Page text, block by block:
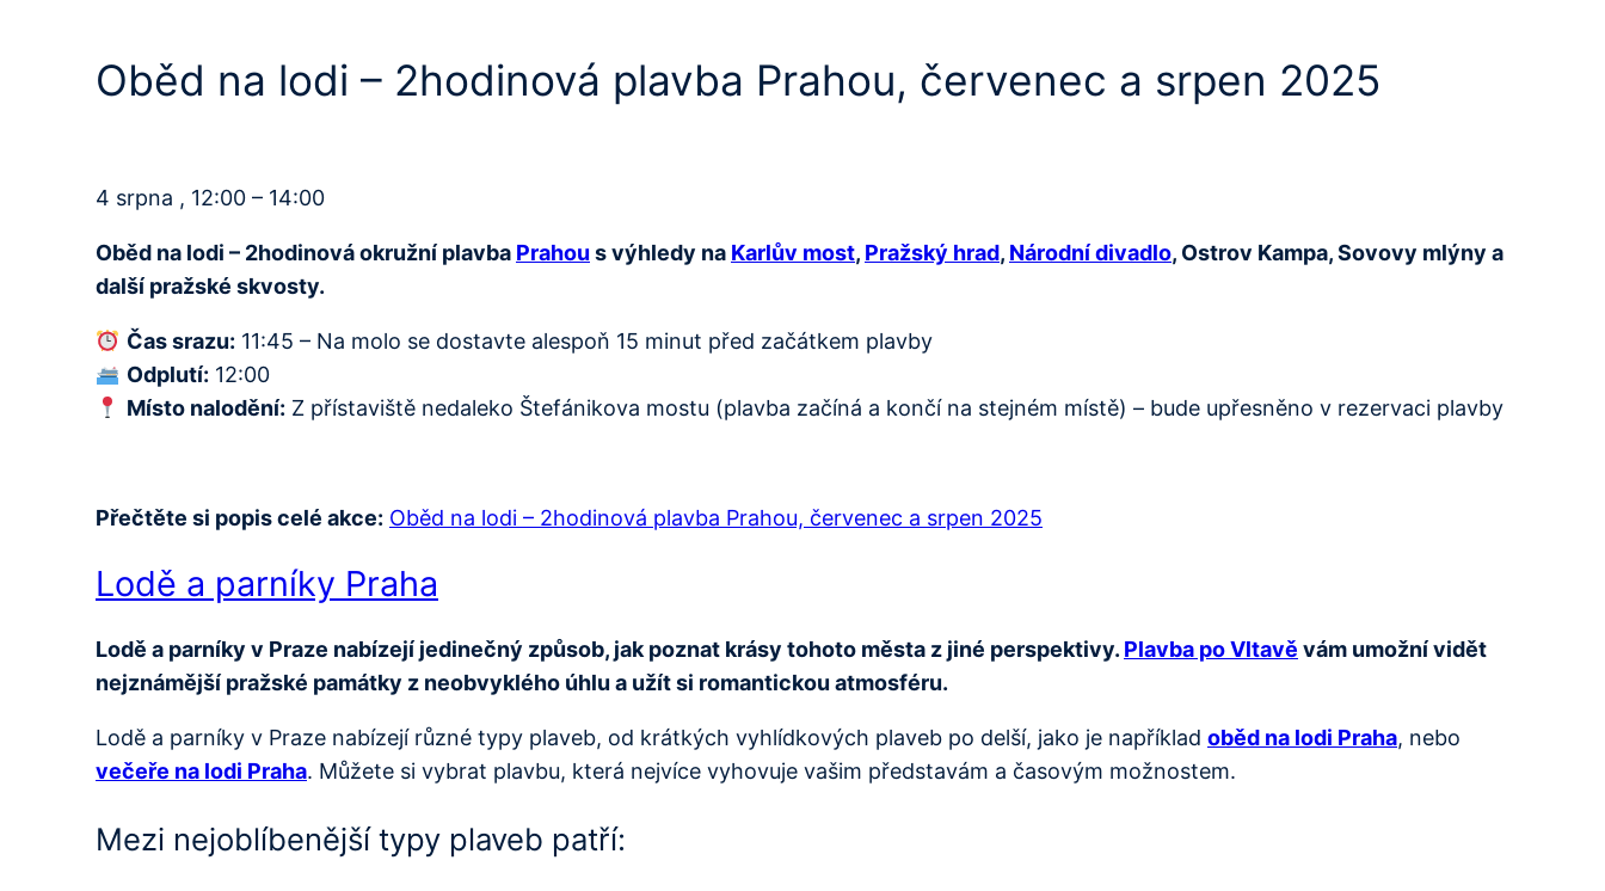
Oběd na lodi – 2hodinová plavba Prahou, červenec a srpen 2025
4 srpna , 12:00 – 14:00
Oběd na lodi – 2hodinová okružní plavba Prahou s výhledy na Karlův most, Pražský hrad, Národní divadlo, Ostrov Kampa, Sovovy mlýny a
další pražské skvosty.
Čas srazu: 11:45 – Na molo se dostavte alespoň 15 minut před začátkem plavby
Odplutí: 12:00
Místo nalodění: Z přístaviště nedaleko Štefánikova mostu (plavba začíná a končí na stejném místě) – bude upřesněno v rezervaci plavby
Přečtěte si popis celé akce: Oběd na lodi – 2hodinová plavba Prahou, červenec a srpen 2025
Lodě a parníky Praha
Lodě a parníky v Praze nabízejí jedinečný způsob, jak poznat krásy tohoto města z jiné perspektivy. Plavba po Vltavě vám umožní vidět
nejznámější pražské památky z neobvyklého úhlu a užít si romantickou atmosféru.
Lodě a parníky v Praze nabízejí různé typy plaveb, od krátkých vyhlídkových plaveb po delší, jako je například oběd na lodi Praha, nebo
večeře na lodi Praha. Můžete si vybrat plavbu, která nejvíce vyhovuje vašim představám a časovým možnostem.
Mezi nejoblíbenější typy plaveb patří: